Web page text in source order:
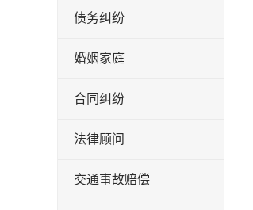
债务纠纷
婚姻家庭
合同纠纷
法律顾问
交通事故赔偿